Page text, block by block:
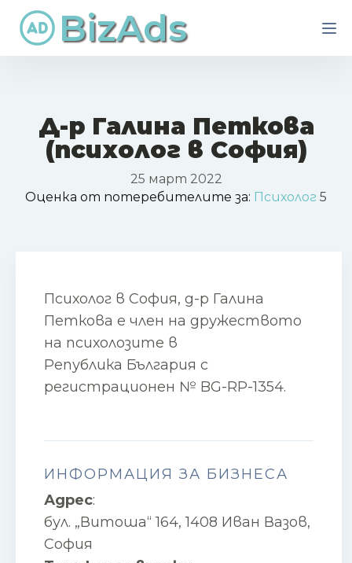
BizAds
Д-р Галина Петкова
(психолог в София)
25 март 2022
Оценка от потеребителите за: Психолог 5
Психолог в София, д-р Галина
Петкова е член на дружеството
на психолозите в
Република България с
регистрационен № BG-RP-1354.
ИНФОРМАЦИЯ ЗА БИЗНЕСА
Адрес:
бул. „Витоша“ 164, 1408 Иван Вазов,
София